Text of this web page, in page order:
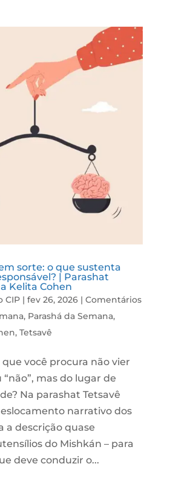
sorte: o que sustenta
| Parashat
Kelita Cohen
CIP| fev 26, 2026| Comentários
, Parashá da Semana,
, Tetsavê
que você procura não vier
“não”, mas do lugar de
Na parashat Tetsavê
narrativo dos
a descrição quase
do Mishkán – para
deve conduzir o...